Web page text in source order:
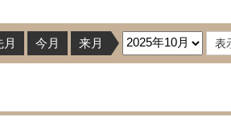
月 今月 来月